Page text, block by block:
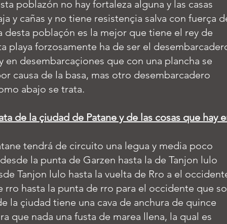
poblazón no hay fortaleza alguna y las casas
y cañas y no tiene resistençia salva con fuerça
desta poblaçón es la mejor que tiene el rey de
playa forzosamente ha de ser el
en desembarcaçiones que con una plancha se
causa de la basa, mas otro desembarcadero
abajo se trata.
de la çiudad de Patane y de las cosas que hay
tendrá de circuito una legua y media poco
la punta de Garzen hasta la de Tanjon lulo
Tanjon lulo hasta la vuelta de Rro a el
rro hasta la punta de rro para el occidente que
la çiudad tiene una cava de anchura de quince
que nada una fusta de marea llena, la qual es